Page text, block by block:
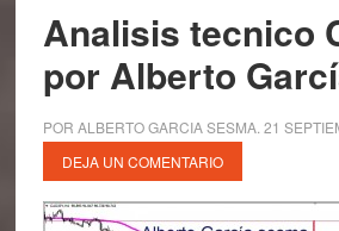
Analisis tecnico
por Alberto
POR ALBERTO GARCIA SESMA. 21
DEJA UN COMENTARIO